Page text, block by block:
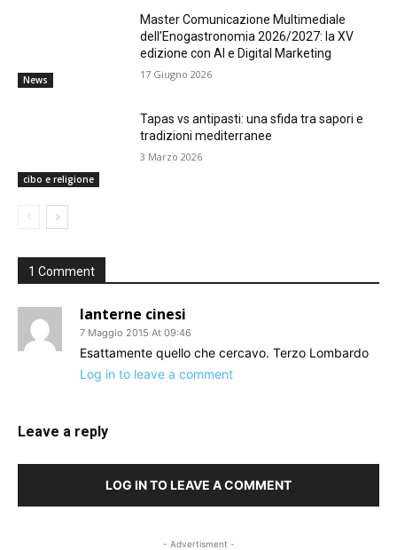
News
Master Comunicazione Multimediale
dell’Enogastronomia 2026/2027: la XV
edizione con AI e Digital Marketing
17 Giugno 2026
cibo e religione
Tapas vs antipasti: una sfida tra sapori e
tradizioni mediterranee
3 Marzo 2026
1 Comment
lanterne cinesi
7 Maggio 2015 At 09:46
Esattamente quello che cercavo. Terzo Lombardo
Log in to leave a comment
Leave a reply
LOG IN TO LEAVE A COMMENT
- Advertisment -